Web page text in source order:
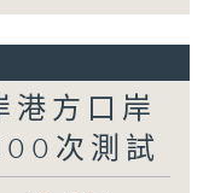
方口岸
次測試